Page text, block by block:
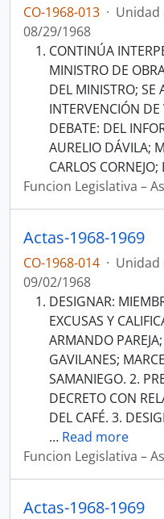
CO-1968-013 ·
08/29/1968
CONTINÚA
MINISTRO DE
DEL MINISTRO; SE
INTERVENCIÓN
DEBATE: DEL
AURELIO DÁVILA;
CARLOS
Funcion Legislativa –
Actas-1968-1969
CO-1968-014 ·
09/02/1968
DESIGNAR:
EXCUSAS Y
ARMANDO
GAVILANES;
SAMANIEGO. 2.
DECRETO CON
DEL CAFÉ. 3.
… Read more
Funcion Legislativa –
Actas-1968-1969